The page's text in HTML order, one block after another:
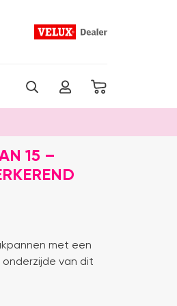
15 –
met een
onderzijde van dit